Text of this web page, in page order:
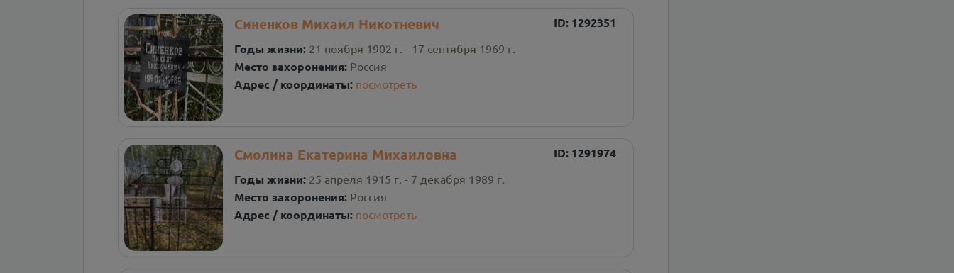
Синенков Михаил Никотневич ID: 1292351
Годы жизни: 21 ноября 1902 г. - 17 сентября 1969 г.
Место захоронения: Россия
Адрес / координаты: посмотреть
Смолина Екатерина Михаиловна ID: 1291974
Годы жизни: 25 апреля 1915 г. - 7 декабря 1989 г.
Место захоронения: Россия
Адрес / координаты: посмотреть